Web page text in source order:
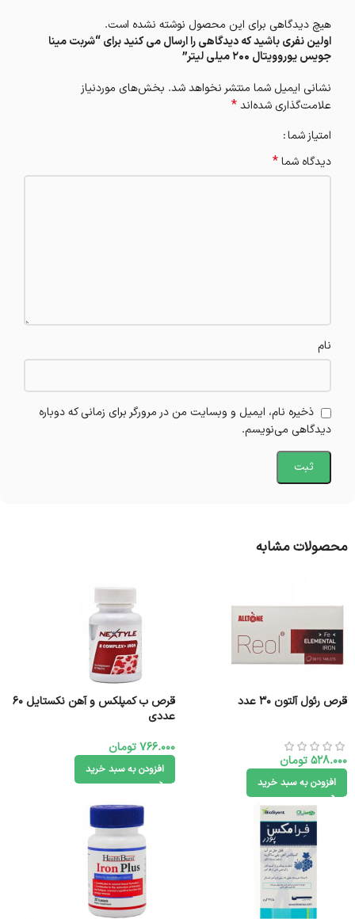
هیچ دیدگاهی برای این محصول نوشته نشده است.
اولین نفری باشید که دیدگاهی را ارسال می کنید برای “شربت مینا
جویس یوروویتال ۲۰۰ میلی لیتر”
نشانی ایمیل شما منتشر نخواهد شد. بخش‌های موردنیاز
علامت‌گذاری شده‌اند*
امتیاز شما
دیدگاه شما*
نام
ذخیره نام، ایمیل و وبسایت من در مرورگر برای زمانی که دوباره
دیدگاهی می‌نویسم.
محصولات مشابه
قرص رئول آلتون 30 عدد
528.000تومان
افزودن به سبد خرید
قرص ب کمپلکس و آهن نکستایل 60
عددی
766.000تومان
افزودن به سبد خرید